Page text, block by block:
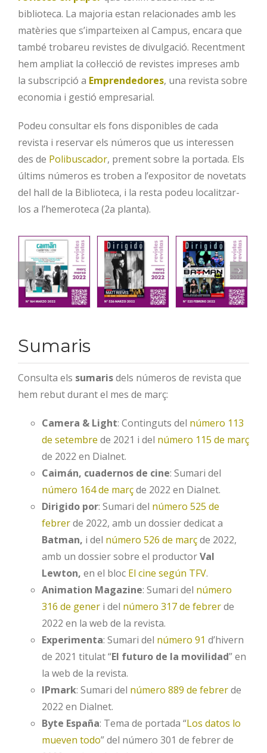
biblioteca. La majoria estan relacionades amb les
matèries que s’imparteixen al Campus, encara que
també trobareu revistes de divulgació. Recentment
hem ampliat la col·lecció de revistes impreses amb
la subscripció a Emprendedores, una revista sobre
economia i gestió empresarial.
Podeu consultar els fons disponibles de cada
revista i reservar els números que us interessen
des de Polibuscador, prement sobre la portada. Els
últims números es troben a l’expositor de novetats
del hall de la Biblioteca, i la resta podeu localitzar-
los a l’hemeroteca (2a planta).
Sumaris
Consulta els sumarisdels números de revista que
hem rebut durant el mes de març:
Camera & Light: Continguts del número 113
de setembre de 2021 i del número 115 de març
de 2022 en Dialnet.
Caimán, cuadernos de cine: Sumari del
número 164 de marçde 2022 en Dialnet.
Dirigido por: Sumari del número 525 de
febrerde 2022, amb un dossier dedicat a
Batman, i del número 526 de marçde 2022,
amb un dossier sobre el productorVal
Lewton, en el bloc El cine según TFV.
Animation Magazine: Sumari del número
316 de gener i del número 317 de febrerde
2022 en la web de la revista.
Experimenta: Sumari del número 91 d’hivern
de 2021 titulat “El futuro de la movilidad” en
la web de la revista.
IPmark: Sumari del número 889 de febrerde
2022 en Dialnet.
Byte España: Tema de portada “Los datos lo
mueven todo” del número 301 de febrer de